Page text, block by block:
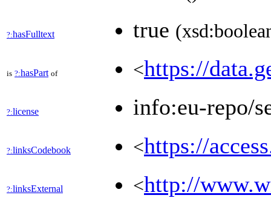
?:hasFulltext true
is ?:hasPart of <https://
?:license info:eu-repo/
?:linksCodebook <https://
?:linksExternal <http://